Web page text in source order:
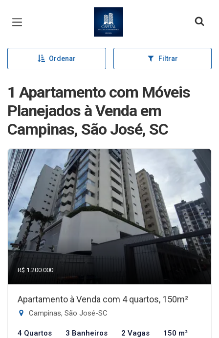
Página inicial
Ordenar Filtrar
1 Apartamento com Móveis
Planejados à Venda em
Campinas, São José, SC
R$ 1.200.000
Apartamento à Venda com 4 quartos, 150m²
Campinas, São José-SC
4 Quartos 3 Banheiros 2 Vagas 150 m²